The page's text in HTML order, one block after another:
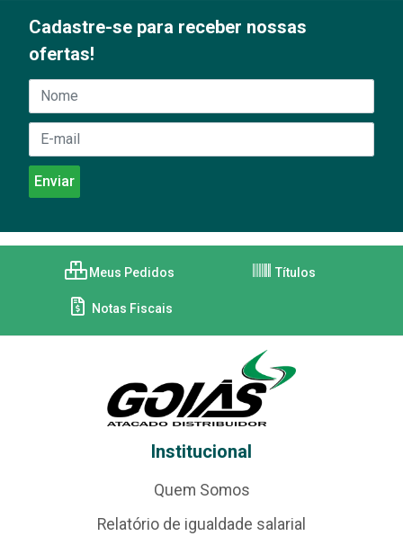
Cadastre-se para receber nossas
ofertas!
Meus Pedidos Títulos
Notas Fiscais
Institucional
Quem Somos
Relatório de igualdade salarial